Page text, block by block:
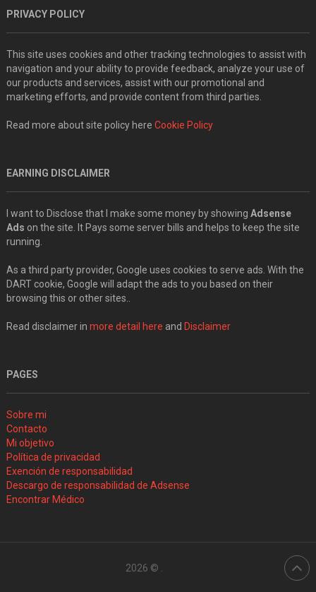
PRIVACY POLICY
This site uses cookies and other tracking technologies to assist with
navigation and your ability to provide feedback, analyze your use of
our products and services, assist with our promotional and
marketing efforts, and provide content from third parties.
Read more about site policy here Cookie Policy
EARNING DISCLAIMER
I want to Disclose that I make some money by showing Adsense
Ads on the site. It Pays some server bills and helps to keep the site
running.
As a third party provider, Google uses cookies to serve ads. With the
DART cookie, Google will adapt the ads to you based on their
browsing this or other sites..
Read disclaimer in more detail here and Disclaimer
PAGES
Sobre mi
Contacto
Mi objetivo
Política de privacidad
Exención de responsabilidad
Descargo de responsabilidad de Adsense
Encontrar Médico
2026 ©